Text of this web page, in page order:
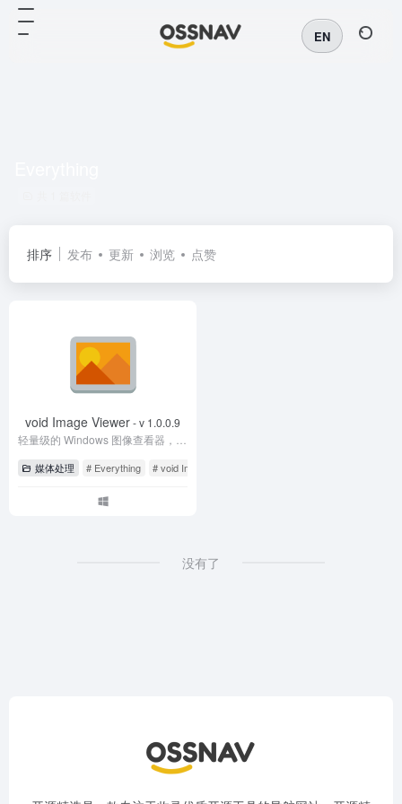
EN
排序 发布 更新 浏览 点赞
void Image Viewer- v 1.0.0.9
媒体处理 # Everything # void Image Viewer
没有了